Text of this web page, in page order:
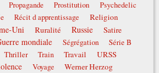
Propagande Prostitution Psychedelic
Récit d apprentissage
Religion
Uni Ruralité Russie
Satire
mondiale Ségrégation Série B
Thriller Train Travail URSS
Voyage
Werner Herzog